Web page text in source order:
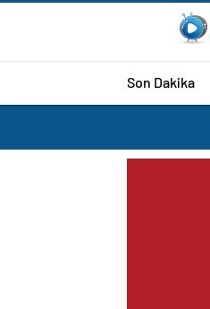
Son Dakika